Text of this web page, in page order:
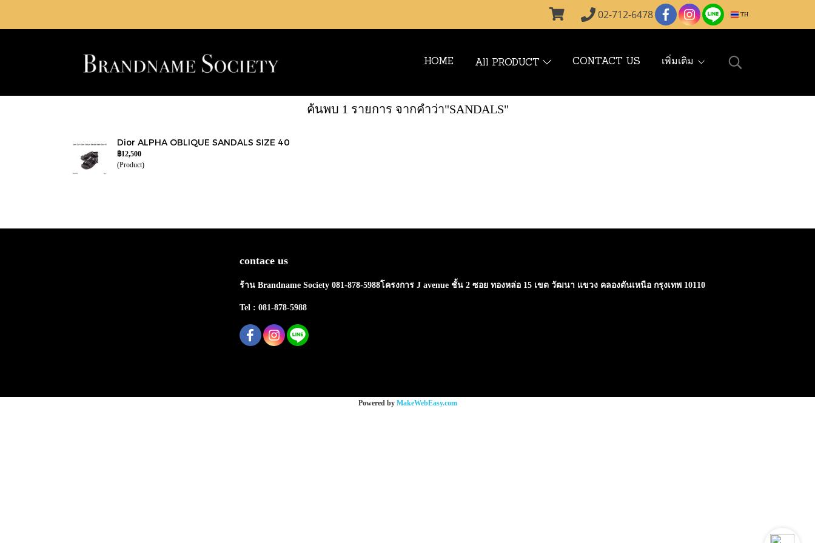
02-712-6478 TH
HOME All PRODUCT CONTACT US เพิ่มเติม
ค้นพบ 1 รายการ จากคำว่า"SANDALS"
Dior ALPHA OBLIQUE SANDALS SIZE 40
฿12,500
(Product)
contace us
ร้าน Brandname Society 081-878-5988โครงการ J avenue ชั้น 2 ซอย ทองหล่อ 15 เขต วัฒนา แขวง คลองตันเหนือ กรุงเทพ 10110
Tel : 081-878-5988
Powered by MakeWebEasy.com